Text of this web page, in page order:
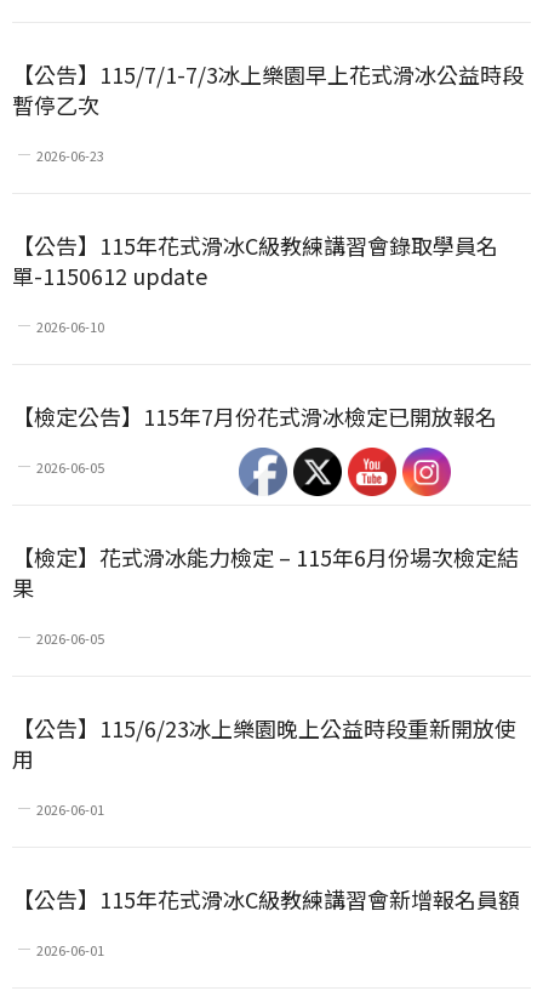
【公告】115/7/1-7/3冰上樂園早上花式滑冰公益時段
暫停乙次
2026-06-23
【公告】115年花式滑冰C級教練講習會錄取學員名
單-1150612 update
2026-06-10
【檢定公告】115年7月份花式滑冰檢定已開放報名
2026-06-05
【檢定】花式滑冰能力檢定 – 115年6月份場次檢定結
果
2026-06-05
【公告】115/6/23冰上樂園晚上公益時段重新開放使
用
2026-06-01
【公告】115年花式滑冰C級教練講習會新增報名員額
2026-06-01